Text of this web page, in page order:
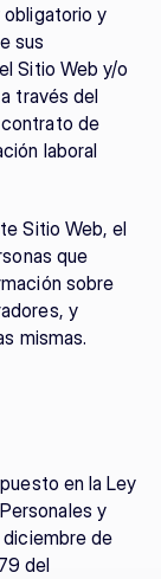
y
sus
Sitio Web y/o
través del
contrato de
laboral
Sitio Web, el
que
sobre
y
mismas.
en la Ley
y
de
del